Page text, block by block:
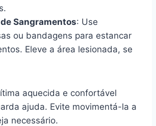
Sangramentos: Use
ou bandagens para estancar
Eleve a área lesionada, se
aquecida e confortável
ajuda. Evite movimentá-la a
necessário.